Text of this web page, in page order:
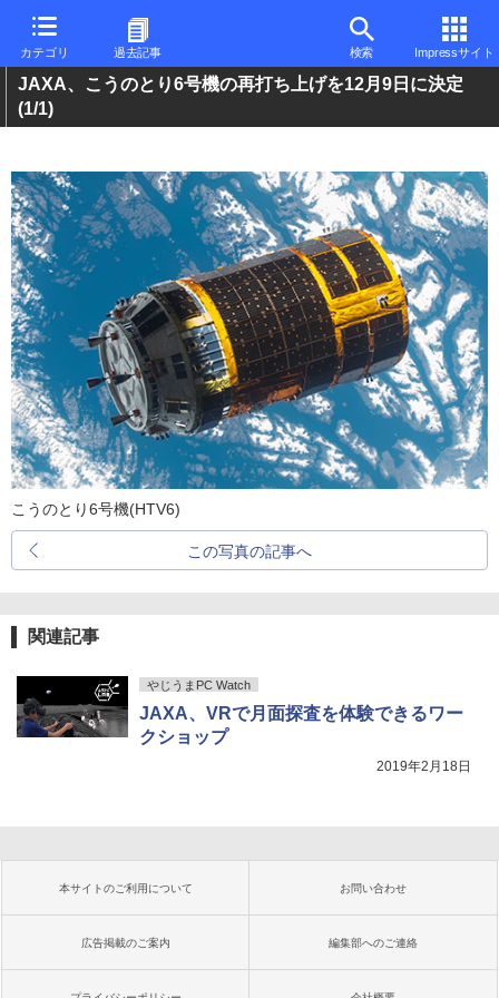
カテゴリ 過去記事 検索 Impressサイト
JAXA、こうのとり6号機の再打ち上げを12月9日に決定
(1/1)
こうのとり6号機(HTV6)
この写真の記事へ
関連記事
やじうまPC Watch
JAXA、VRで月面探査を体験できるワー
クショップ
2019年2月18日
本サイトのご利用について お問い合わせ
広告掲載のご案内 編集部へのご連絡